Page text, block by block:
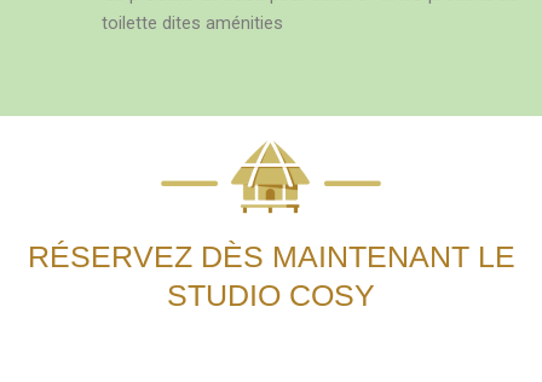
toilette dites aménities
RÉSERVEZ DÈS MAINTENANT LE
STUDIO COSY